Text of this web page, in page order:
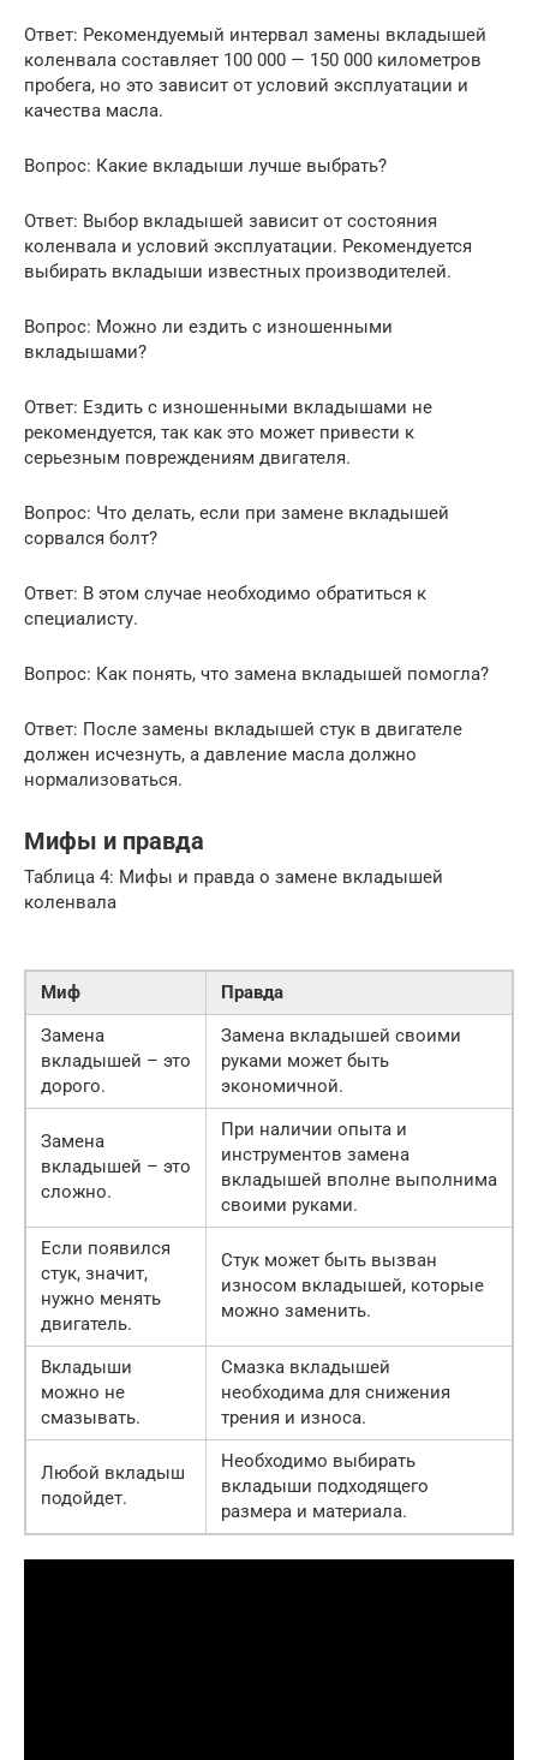
Ответ: Рекомендуемый интервал замены вкладышей
коленвала составляет 100 000 — 150 000 километров
пробега, но это зависит от условий эксплуатации и
качества масла.
Вопрос: Какие вкладыши лучше выбрать?
Ответ: Выбор вкладышей зависит от состояния
коленвала и условий эксплуатации. Рекомендуется
выбирать вкладыши известных производителей.
Вопрос: Можно ли ездить с изношенными
вкладышами?
Ответ: Ездить с изношенными вкладышами не
рекомендуется, так как это может привести к
серьезным повреждениям двигателя.
Вопрос: Что делать, если при замене вкладышей
сорвался болт?
Ответ: В этом случае необходимо обратиться к
специалисту.
Вопрос: Как понять, что замена вкладышей помогла?
Ответ: После замены вкладышей стук в двигателе
должен исчезнуть, а давление масла должно
нормализоваться.
Мифы и правда
Таблица 4: Мифы и правда о замене вкладышей
коленвала
Миф
Правда
Замена
вкладышей – это
дорого.
Замена вкладышей своими
руками может быть
экономичной.
Замена
вкладышей – это
сложно.
При наличии опыта и
инструментов замена
вкладышей вполне выполнима
своими руками.
Если появился
стук, значит,
нужно менять
двигатель.
Стук может быть вызван
износом вкладышей, которые
можно заменить.
Вкладыши
можно не
смазывать.
Смазка вкладышей
необходима для снижения
трения и износа.
Любой вкладыш
подойдет.
Необходимо выбирать
вкладыши подходящего
размера и материала.